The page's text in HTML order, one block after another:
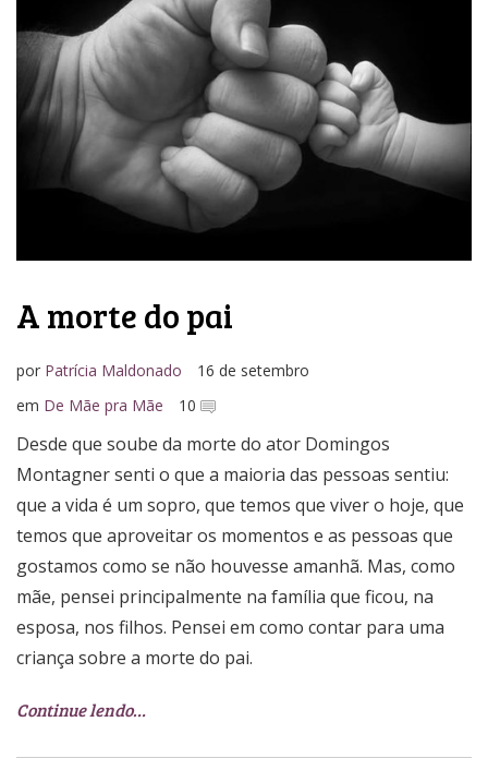
Media Kit
A morte do pai
por Patrícia Maldonado
16 de setembro
em De Mãe pra Mãe 10
Desde que soube da morte do ator Domingos
Montagner senti o que a maioria das pessoas sentiu:
que a vida é um sopro, que temos que viver o hoje, que
temos que aproveitar os momentos e as pessoas que
gostamos como se não houvesse amanhã. Mas, como
mãe, pensei principalmente na família que ficou, na
esposa, nos filhos. Pensei em como contar para uma
criança sobre a morte do pai.
Continue lendo…